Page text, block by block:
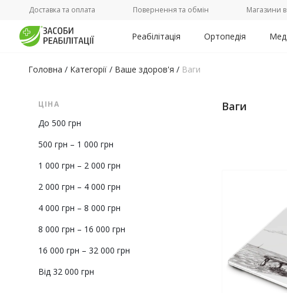
Доставка та оплата Повернення та обмін Магазини в
Реабілітація Ортопедія
Головна / Категорії / Ваше здоров'я / Ваги
ЦІНА
До 500 грн
500 грн – 1 000 грн
1 000 грн – 2 000 грн
2 000 грн – 4 000 грн
4 000 грн – 8 000 грн
8 000 грн – 16 000 грн
16 000 грн – 32 000 грн
Від 32 000 грн
Ваги